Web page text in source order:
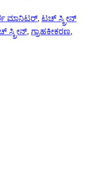
ಮಾನಿಟರ್, ಟಚ್ ಸ್ಕ್ರೀನ್
ಸ್ಕ್ರೀನ್, ಗ್ರಾಹಕೀಕರಣ,